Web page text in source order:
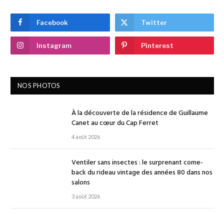
Facebook Twitter
Instagram Pinterest
NOS PHOTOS
À la découverte de la résidence de Guillaume
Canet au cœur du Cap Ferret
4 août 2026
Ventiler sans insectes : le surprenant come-
back du rideau vintage des années 80 dans nos
salons
3 août 2026